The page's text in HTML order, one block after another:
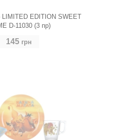
LIMITED EDITION SWEET
D-11030 (3 пр)
145 грн